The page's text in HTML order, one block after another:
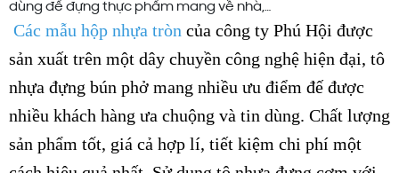
dùng để đựng thực phẩm mang về nhà,…
Các mẫu hộp nhựa tròn của công ty Phú Hội được
sản xuất trên một dây chuyền công nghệ hiện đại, tô
nhựa đựng bún phở mang nhiều ưu điểm đế được
nhiều khách hàng ưa chuộng và tin dùng. Chất lượng
sản phẩm tốt, giá cả hợp lí, tiết kiệm chi phí một